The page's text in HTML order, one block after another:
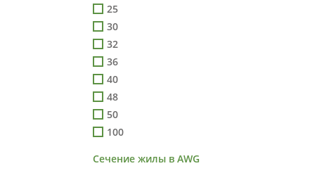
25
30
32
36
40
48
50
100
Сечение жилы в AWG